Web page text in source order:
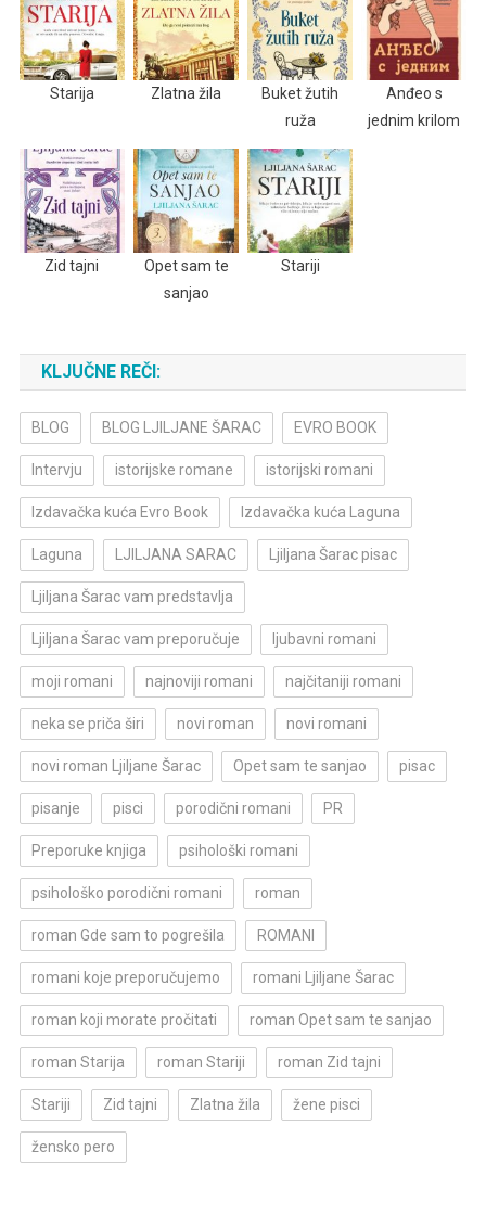
Starija Zlatna žila
Buket žutih
ruža
Anđeo s
jednim krilom
Zid tajni
Opet sam te
sanjao
Stariji
KLJUČNE REČI:
BLOG BLOG LJILJANE ŠARAC EVRO BOOK
Intervju istorijske romane istorijski romani
Izdavačka kuća Evro Book Izdavačka kuća Laguna
Laguna LJILJANA SARAC Ljiljana Šarac pisac
Ljiljana Šarac vam predstavlja
Ljiljana Šarac vam preporučuje ljubavni romani
moji romani najnoviji romani najčitaniji romani
neka se priča širi novi roman novi romani
novi roman Ljiljane Šarac Opet sam te sanjao pisac
pisanje pisci porodični romani PR
Preporuke knjiga psihološki romani
psihološko porodični romani roman
roman Gde sam to pogrešila ROMANI
romani koje preporučujemo romani Ljiljane Šarac
roman koji morate pročitati roman Opet sam te sanjao
roman Starija roman Stariji roman Zid tajni
Stariji Zid tajni Zlatna žila žene pisci
žensko pero